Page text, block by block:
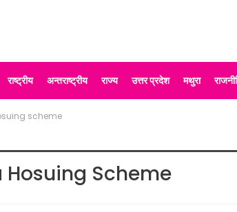
राष्ट्रीय अन्तराष्ट्रीय राज्य उत्तर प्रदेश मथुरा
scheme
Scheme